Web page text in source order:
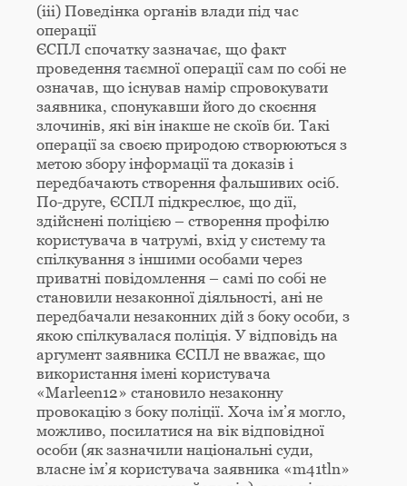
(iii) Поведінка органів влади під час
операції
ЄСПЛ спочатку зазначає, що факт
проведення таємної операції сам по собі не
означав, що існував намір спровокувати
заявника, спонукавши його до скоєння
злочинів, які він інакше не скоїв би. Такі
операції за своєю природою створюються з
метою збору інформації та доказів і
передбачають створення фальшивих осіб.
По-друге, ЄСПЛ підкреслює, що дії,
здійснені поліцією – створення профілю
користувача в чатрумі, вхід у систему та
спілкування з іншими особами через
приватні повідомлення – самі по собі не
становили незаконної діяльності, ані не
передбачали незаконних дій з боку особи, з
якою спілкувалася поліція. У відповідь на
аргумент заявника ЄСПЛ не вважає, що
використання імені користувача
«Marleen12» становило незаконну
провокацію з боку поліції. Хоча ім’я могло,
можливо, посилатися на вік відповідної
особи (як зазначили національні суди,
власне ім’я користувача заявника «m41tln»